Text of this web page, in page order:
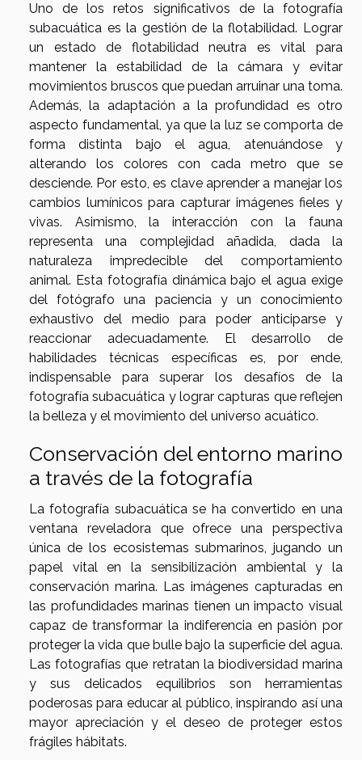
Uno de los retos significativos de la fotografía
subacuática es la gestión de la flotabilidad. Lograr
un estado de flotabilidad neutra es vital para
mantener la estabilidad de la cámara y evitar
movimientos bruscos que puedan arruinar una toma.
Además, la adaptación a la profundidad es otro
aspecto fundamental, ya que la luz se comporta de
forma distinta bajo el agua, atenuándose y
alterando los colores con cada metro que se
desciende. Por esto, es clave aprender a manejar los
cambios lumínicos para capturar imágenes fieles y
vivas. Asimismo, la interacción con la fauna
representa una complejidad añadida, dada la
naturaleza impredecible del comportamiento
animal. Esta fotografía dinámica bajo el agua exige
del fotógrafo una paciencia y un conocimiento
exhaustivo del medio para poder anticiparse y
reaccionar adecuadamente. El desarrollo de
habilidades técnicas específicas es, por ende,
indispensable para superar los desafíos de la
fotografía subacuática y lograr capturas que reflejen
la belleza y el movimiento del universo acuático.
Conservación del entorno marino
a través de la fotografía
La fotografía subacuática se ha convertido en una
ventana reveladora que ofrece una perspectiva
única de los ecosistemas submarinos, jugando un
papel vital en la sensibilización ambiental y la
conservación marina. Las imágenes capturadas en
las profundidades marinas tienen un impacto visual
capaz de transformar la indiferencia en pasión por
proteger la vida que bulle bajo la superficie del agua.
Las fotografías que retratan la biodiversidad marina
y sus delicados equilibrios son herramientas
poderosas para educar al público, inspirando así una
mayor apreciación y el deseo de proteger estos
frágiles hábitats.